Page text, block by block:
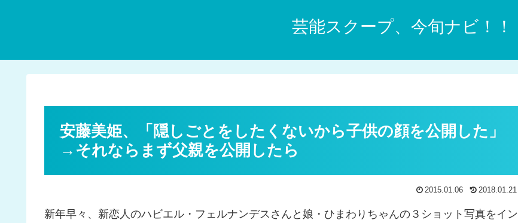
芸能スクープ、今旬ナビ！！
安藤美姫、「隠しごとをしたくないから子供の顔を公開した」
→それならまず父親を公開したら
2015.01.06 2018.01.21
新年早々、新恋人のハビエル・フェルナンデスさんと娘・ひまわりちゃんの３ショット写真をイン